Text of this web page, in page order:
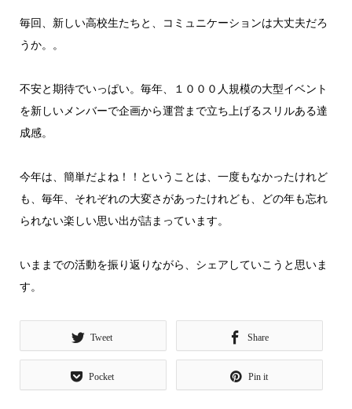
毎回、新しい高校生たちと、コミュニケーションは大丈夫だろ
うか。。
不安と期待でいっぱい。毎年、１０００人規模の大型イベント
を新しいメンバーで企画から運営まで立ち上げるスリルある達
成感。
今年は、簡単だよね！！ということは、一度もなかったけれど
も、毎年、それぞれの大変さがあったけれども、どの年も忘れ
られない楽しい思い出が詰まっています。
いままでの活動を振り返りながら、シェアしていこうと思いま
す。
Tweet Share
Pocket Pin it